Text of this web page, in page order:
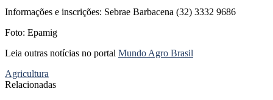
Informações e inscrições: Sebrae Barbacena (32) 3332 9686
Foto: Epamig
Leia outras notícias no portal Mundo Agro Brasil
Agricultura
Relacionadas